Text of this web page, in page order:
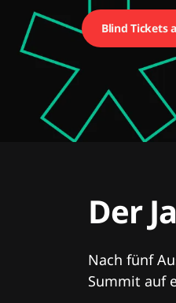
Blind Tickets
Der
Nach fünf
Summit auf